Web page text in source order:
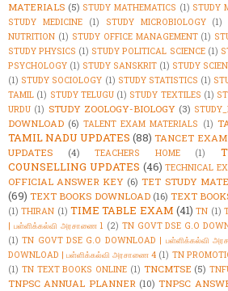
MATERIALS (5) STUDY MATHEMATICS (1) STUDY
STUDY MEDICINE
(1) STUDY MICROBIOLOGY (1)
NUTRITION (1) STUDY OFFICE MANAGEMENT (1)
STUDY PHYSICS (1) STUDY POLITICAL SCIENCE (1)
PSYCHOLOGY (1) STUDY SANSKRIT (1) STUDY
(1) STUDY SOCIOLOGY (1) STUDY STATISTICS (1)
TAMIL (1) STUDY TELUGU (1) STUDY TEXTILES (1)
URDU (1) STUDY ZOOLOGY-BIOLOGY (3)
DOWNLOAD (6) TALENT EXAM MATERIALS (1)
TAMIL NADU UPDATES (88) TANCET EXAM
UPDATES
(4) TEACHERS HOME (1)
COUNSELLING UPDATES (46) TECHNICAL
OFFICIAL ANSWER KEY (6) TET STUDY
(69) TEXT BOOKS DOWNLOAD (16) TEXT
(1) THIRAN (1) TIME TABLE EXAM (41) TN (1)
| பள்ளிக்கல்வி அரசாணை 1 (2) TN GOVT DSE G.O
(1) TN GOVT DSE G.O DOWNLOAD | பள்ளிக்கல்வி
DOWNLOAD | பள்ளிக்கல்வி அரசாணை 4 (1) TN
(1) TN TEXT BOOKS ONLINE (1) TNCMTSE (5)
TNPSC ANNUAL PLANNER (10) TNPSC